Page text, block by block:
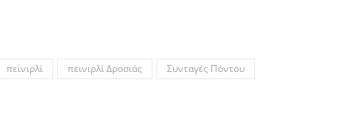
πεϊνιρλί πεινιρλί Δροσιάς Συνταγές Πόντου